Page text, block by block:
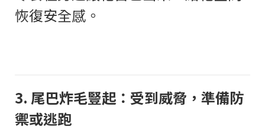
恢復安全感。
3. 尾巴炸毛豎起：受到威脅，準備防
禦或逃跑